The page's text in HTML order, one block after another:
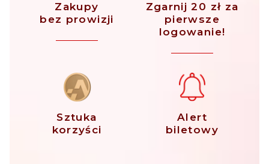
Zakupy
bez prowizji
Zgarnij 20 zł za
pierwsze
logowanie!
Sztuka
korzyści
Alert
biletowy